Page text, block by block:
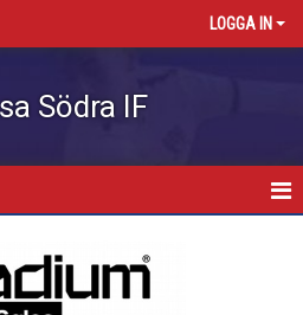
LOGGA IN
Södra IF